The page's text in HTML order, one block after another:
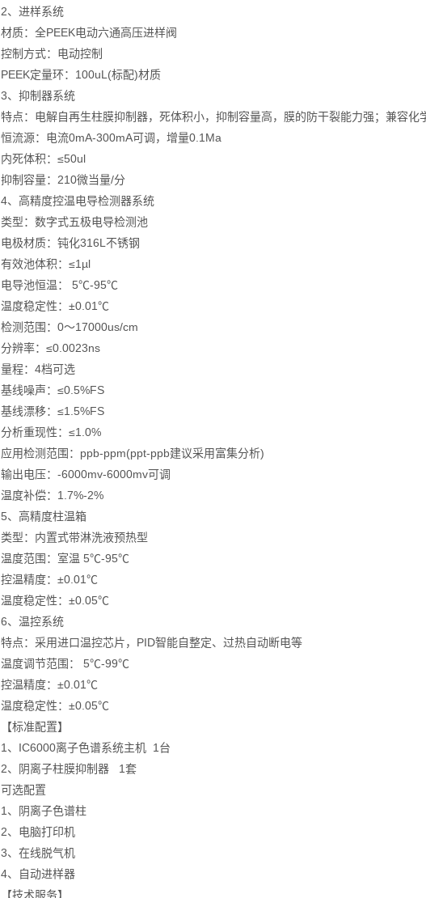
2、进样系统
材质：全PEEK电动六通高压进样阀
控制方式：电动控制
PEEK定量环：100uL(标配)材质
3、抑制器系统
特点：电解自再生柱膜抑制器，死体积小，抑制容量高，膜的防干裂能力强；兼容化
恒流源：电流0mA-300mA可调，增量0.1Ma
内死体积：≤50ul
抑制容量：210微当量/分
4、高精度控温电导检测器系统
类型：数字式五极电导检测池
电极材质：钝化316L不锈钢
有效池体积：≤1µl
电导池恒温： 5℃-95℃
温度稳定性：±0.01℃
检测范围：0～17000us/cm
分辨率：≤0.0023ns
量程：4档可选
基线噪声：≤0.5%FS
基线漂移：≤1.5%FS
分析重现性：≤1.0%
应用检测范围：ppb-ppm(ppt-ppb建议采用富集分析)
输出电压：-6000mv-6000mv可调
温度补偿：1.7%-2%
5、高精度柱温箱
类型：内置式带淋洗液预热型
温度范围：室温 5℃-95℃
控温精度：±0.01℃
温度稳定性：±0.05℃
6、温控系统
特点：采用进口温控芯片，PID智能自整定、过热自动断电等
温度调节范围： 5℃-99℃
控温精度：±0.01℃
温度稳定性：±0.05℃
【标准配置】
1、IC6000离子色谱系统主机 1台
2、阴离子柱膜抑制器 1套
可选配置
1、阴离子色谱柱
2、电脑打印机
3、在线脱气机
4、自动进样器
【技术服务】